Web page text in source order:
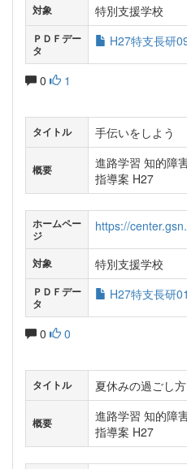
対象 特別支援学校
ＰＤＦデー
タ
H27特支長研
0 1
タイトル 手伝いをしよう
概要
進路学習 知的障
指導案 H27
ホームペー
ジ
https://
対象 特別支援学校
ＰＤＦデー
タ
H27特支長研
0 0
タイトル 夏休みの過ごし方
概要
進路学習 知的障
指導案 H27